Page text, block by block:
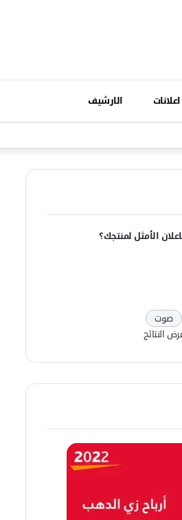
اعلانات الارشيف
الأمثل لمنتجك؟
النتائج